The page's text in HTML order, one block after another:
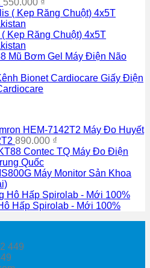
550.000 ₫
Kẹp Răng Chuột) 4x5T
Máy Điện Não
Giấy Điện
Máy Đo Huyết
890.000 ₫
Máy Đo Điện
Quốc
Máy Monitor Sản Khoa
Hấp Spirolab - Mới 100%
449